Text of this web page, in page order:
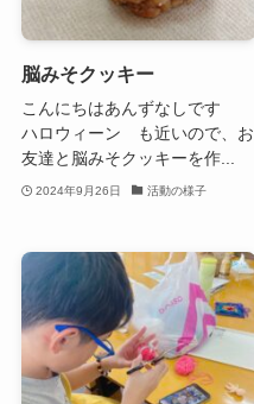
脳みそクッキー
こんにちはあんずなしです
ハロウィーン も近いので、お
友達と脳みそクッキーを作...
2024年9月26日 活動の様子